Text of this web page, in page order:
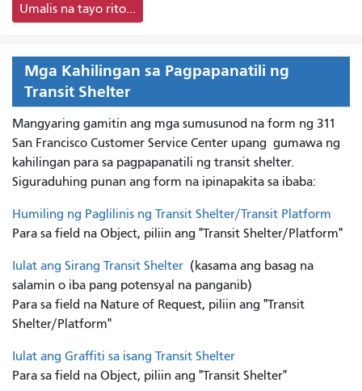
Umalis na tayo rito...
Mga Kahilingan sa Pagpapanatili ng
Transit Shelter
Mangyaring gamitin ang mga sumusunod na form ng 311
San Francisco Customer Service Center upang gumawa ng
kahilingan para sa pagpapanatili ng transit shelter.
Siguraduhing punan ang form na ipinapakita sa ibaba:
Humiling ng Paglilinis ng Transit Shelter/Transit Platform
Para sa field na Object, piliin ang "Transit Shelter/Platform"
Iulat ang Sirang Transit Shelter (kasama ang basag na
salamin o iba pang potensyal na panganib)
Para sa field na Nature of Request, piliin ang "Transit
Shelter/Platform"
Iulat ang Graffiti sa isang Transit Shelter
Para sa field na Object, piliin ang "Transit Shelter"